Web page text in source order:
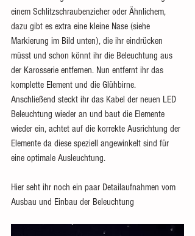
einem Schlitzschraubenzieher oder Ähnlichem,
dazu gibt es extra eine kleine Nase (siehe
Markierung im Bild unten), die ihr eindrücken
müsst und schon könnt ihr die Beleuchtung aus
der Karosserie entfernen. Nun entfernt ihr das
komplette Element und die Glühbirne.
Anschließend steckt ihr das Kabel der neuen LED
Beleuchtung wieder an und baut die Elemente
wieder ein, achtet auf die korrekte Ausrichtung der
Elemente da diese speziell angewinkelt sind für
eine optimale Ausleuchtung.
Hier seht ihr noch ein paar Detailaufnahmen vom
Ausbau und Einbau der Beleuchtung